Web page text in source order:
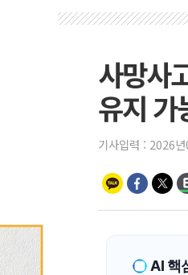
사망사
유지 가
기사입력 : 2026
AI 핵